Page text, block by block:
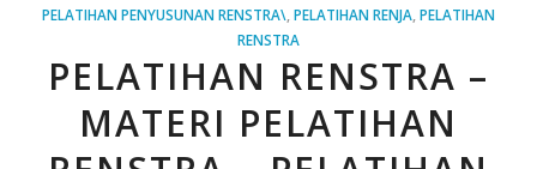
PELATIHAN PENYUSUNAN RENSTRA\ PELATIHAN RENJA, PELATIHAN
RENSTRA
PELATIHAN RENSTRA –
MATERI PELATIHAN